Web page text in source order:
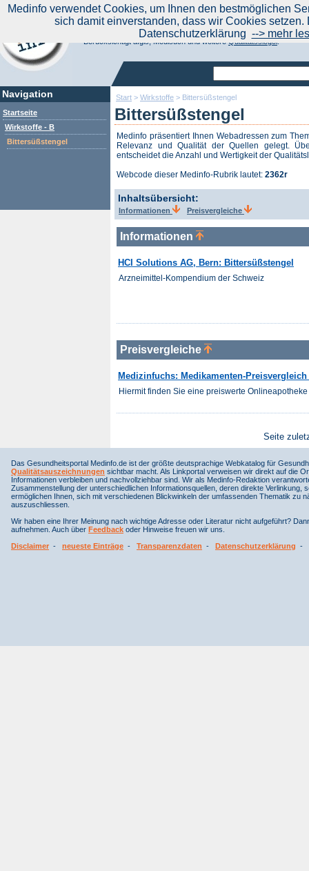
Start > Wirkstoffe > Bittersüßstengel
Bittersüßstengel
Medinfo präsentiert Ihnen Webadressen zum
Relevanz und Qualität der Quellen gelegt.
entscheidet die Anzahl und Wertigkeit der
Webcode dieser Medinfo-Rubrik lautet: 2362r
Inhaltsübersicht:
Informationen Preisvergleiche
Informationen
HCI Solutions AG, Bern: Bittersüßstengel
Arzneimittel-Kompendium der Schweiz
Preisvergleiche
Medizinfuchs: Medikamenten-
Hiermit finden Sie eine preiswerte
Seite
Navigation
Startseite
Wirkstoffe - B
Bittersüßstengel
Aktuelle Nachrichten|
Suchen Sie noch oder Finden Sie schon?
Medinfo.de - Meta-Portal für Gesundheitsthemen
Berücksichtigt afgis, Medisuch und weitereQualitätssiegel.
Das Gesundheitsportal Medinfo.de ist der größte deutsprachige Webkatalog für
Qualitätsauszeichnungen sichtbar macht. Als Linkportal verweisen wir direkt auf die
Informationen verbleiben und nachvollziehbar sind. Wir als Medinfo-Redaktion
Zusammenstellung der unterschiedlichen Informationsquellen, deren direkte
ermöglichen Ihnen, sich mit verschiedenen Blickwinkeln der umfassenden Thematik
auszuschliessen.
Wir haben eine Ihrer Meinung nach wichtige Adresse oder Literatur nicht aufgeführt?
aufnehmen. Auch über Feedback oder Hinweise freuen wir uns.
Disclaimer - neueste Einträge - Transparenzdaten - Datenschutzerklärung -
Medinfo verwendet Cookies, um Ihnen den bestmöglichen
sich damit einverstanden, dass wir Cookies
Datenschutzerklärung --> mehr